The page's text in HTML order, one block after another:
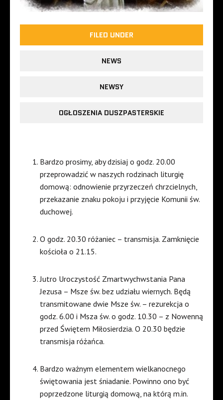
FILED UNDER
NEWS
NEWSY
OGŁOSZENIA DUSZPASTERSKIE
Bardzo prosimy, aby dzisiaj o godz. 20.00
przeprowadzić w naszych rodzinach liturgię
domową: odnowienie przyrzeczeń chrzcielnych,
przekazanie znaku pokoju i przyjęcie Komunii św.
duchowej.
O godz. 20.30 różaniec – transmisja. Zamknięcie
kościoła o 21.15.
Jutro Uroczystość Zmartwychwstania Pana
Jezusa – Msze św. bez udziału wiernych. Będą
transmitowane dwie Msze św. – rezurekcja o
godz. 6.00 i Msza św. o godz. 10.30 – z Nowenną
przed Świętem Miłosierdzia. O 20.30 będzie
transmisja różańca.
Bardzo ważnym elementem wielkanocnego
świętowania jest śniadanie. Powinno ono być
poprzedzone liturgią domową, na którą m.in.